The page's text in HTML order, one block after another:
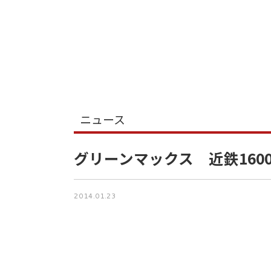
ニュース
グリーンマックス 近鉄
2014.01.23